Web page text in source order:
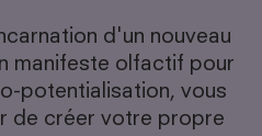
d'un nouveau
manifeste olfactif pour
potentialisation, vous
de créer votre propre